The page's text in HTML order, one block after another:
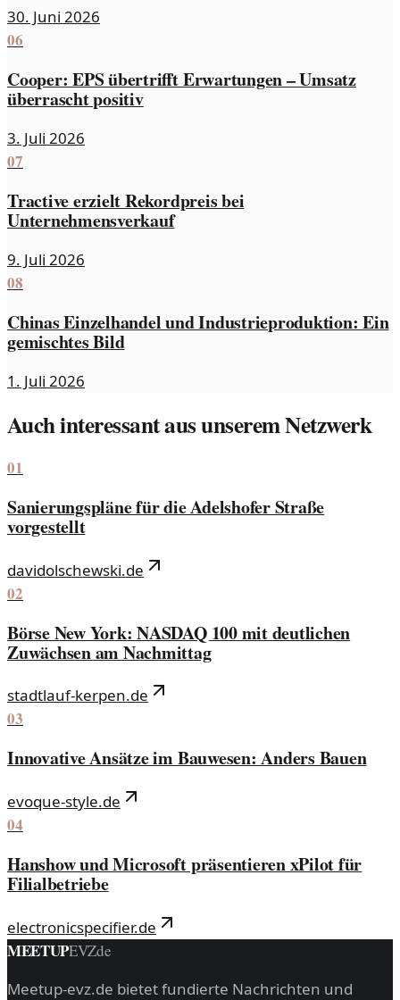
30. Juni 2026
06
Cooper: EPS übertrifft Erwartungen – Umsatz
überrascht positiv
3. Juli 2026
07
Tractive erzielt Rekordpreis bei
Unternehmensverkauf
9. Juli 2026
08
Chinas Einzelhandel und Industrieproduktion: Ein
gemischtes Bild
1. Juli 2026
Auch interessant aus unserem Netzwerk
01
Sanierungspläne für die Adelshofer Straße
vorgestellt
davidolschewski.de
02
Börse New York: NASDAQ 100 mit deutlichen
Zuwächsen am Nachmittag
stadtlauf-kerpen.de
03
Innovative Ansätze im Bauwesen: Anders Bauen
evoque-style.de
04
Hanshow und Microsoft präsentieren xPilot für
Filialbetriebe
electronicspecifier.de
MEETUPEVZde
Meetup-evz.de bietet fundierte Nachrichten und